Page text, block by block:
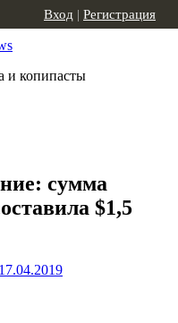
и копипасты
Вход | Регистрация
сумма
$1,5
17.04.2019